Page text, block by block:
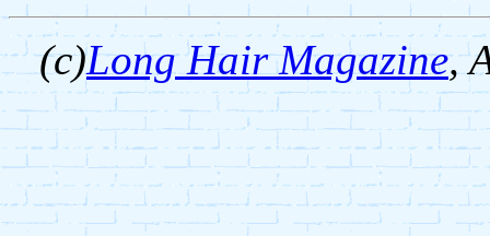
(c)Long Hair Magazine,